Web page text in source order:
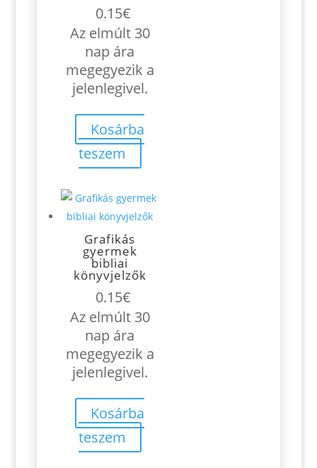
0.15€
Az elmúlt 30
nap ára
megegyezik a
jelenlegivel.
Kosárba
teszem
Grafikás
gyermek
bibliai
könyvjelzők
0.15€
Az elmúlt 30
nap ára
megegyezik a
jelenlegivel.
Kosárba
teszem